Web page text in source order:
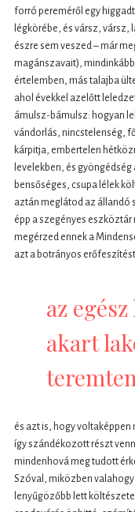
forró pereméről egy
légkörébe, és vársz, vársz,
észre sem veszed – már
magánszavait),
értelemben, más talajba
ahol évekkel azelőtt
ámulsz-bámulsz: hogyan
vándorlás, nincstelenség,
kárpitja, embertelen
levelekben, és
bensőséges, csupa lélek
aztán meglátod az
épp a szegényes
megérzed ennek a
azt a botrányos
az
akart
és azt is, hogy
így szándékozott részt
mindenhová meg tudott
Szóval, miközben
lenyűgözőbb lett